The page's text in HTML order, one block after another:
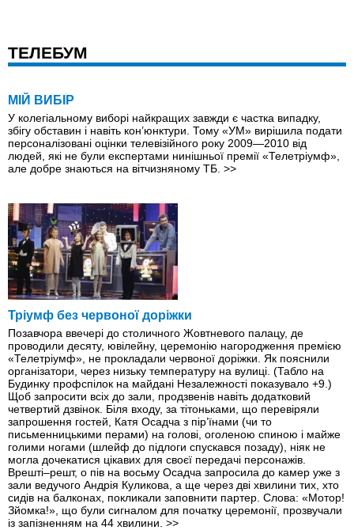
ТЕЛЕБУМ
МІЙ ВИБІР
У колегіальному виборі найкращих завжди є частка випадку,
збігу обставин і навіть кон’юнктури. Тому «УМ» вирішила подати
персоналізовані оцінки телевізійного року 2009—2010 від
людей, які не були експертами нинішньої премії «Телетріумф»,
але добре знаються на вітчизняному ТБ. >>
Тріумф без червоної доріжки
Позавчора ввечері до столичного Жовтневого палацу, де
проводили десяту, ювілейну, церемонію нагородження премією
«Телетріумф», не прокладали червоної доріжки. Як пояснили
організатори, через низьку температуру на вулиці. (Табло на
Будинку профспілок на майдані Незалежності показувало +9.)
Щоб запросити всіх до зали, продзвенів навіть додатковий
четвертий дзвінок. Біля входу, за тітоньками, що перевiряли
запрошення гостей, Катя Осадча з пір’їнами (чи то
письменницькими перами) на голові, оголеною спиною і майже
голими ногами (шлейф до підлоги спускався позаду), ніяк не
могла дочекатися цікавих для своєї передачі персонажів.
Врештi–решт, о пів на восьму Осадча запросила до камер уже з
зали ведучого Андрія Куликова, а ще через дві хвилини тих, хто
сидів на балконах, покликали заповнити партер. Слова: «Мотор!
Зйомка!», що були сигналом для початку церемонії, прозвучали
із запізненням на 44 хвилини. >>